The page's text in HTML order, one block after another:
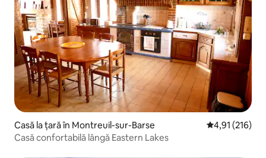
Casă la țară în Montreuil-sur-Barse Scor mediu
4,91 (216)
Casă confortabilă lângă Eastern Lakes